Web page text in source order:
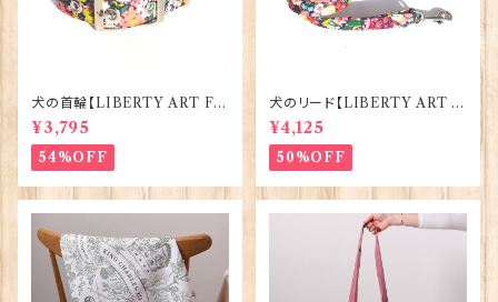
犬の首輪【LIBERTY ART FA
BRIC=Thorpe】BlossomCo
90295
¥3,795
54%OFF
犬のリード【LIBERTY ART F
ABRIC=Thorpe】BlossomC
o 90294
¥4,125
50%OFF